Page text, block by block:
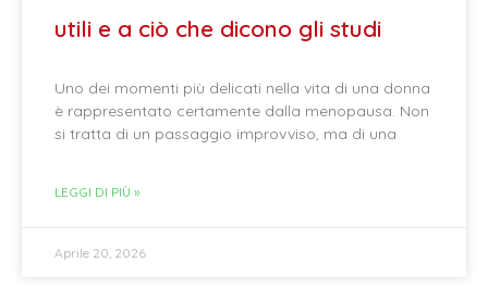
utili e a ciò che dicono gli studi
Uno dei momenti più delicati nella vita di una donna
è rappresentato certamente dalla menopausa. Non
si tratta di un passaggio improvviso, ma di una
LEGGI DI PIÙ »
Aprile 20, 2026